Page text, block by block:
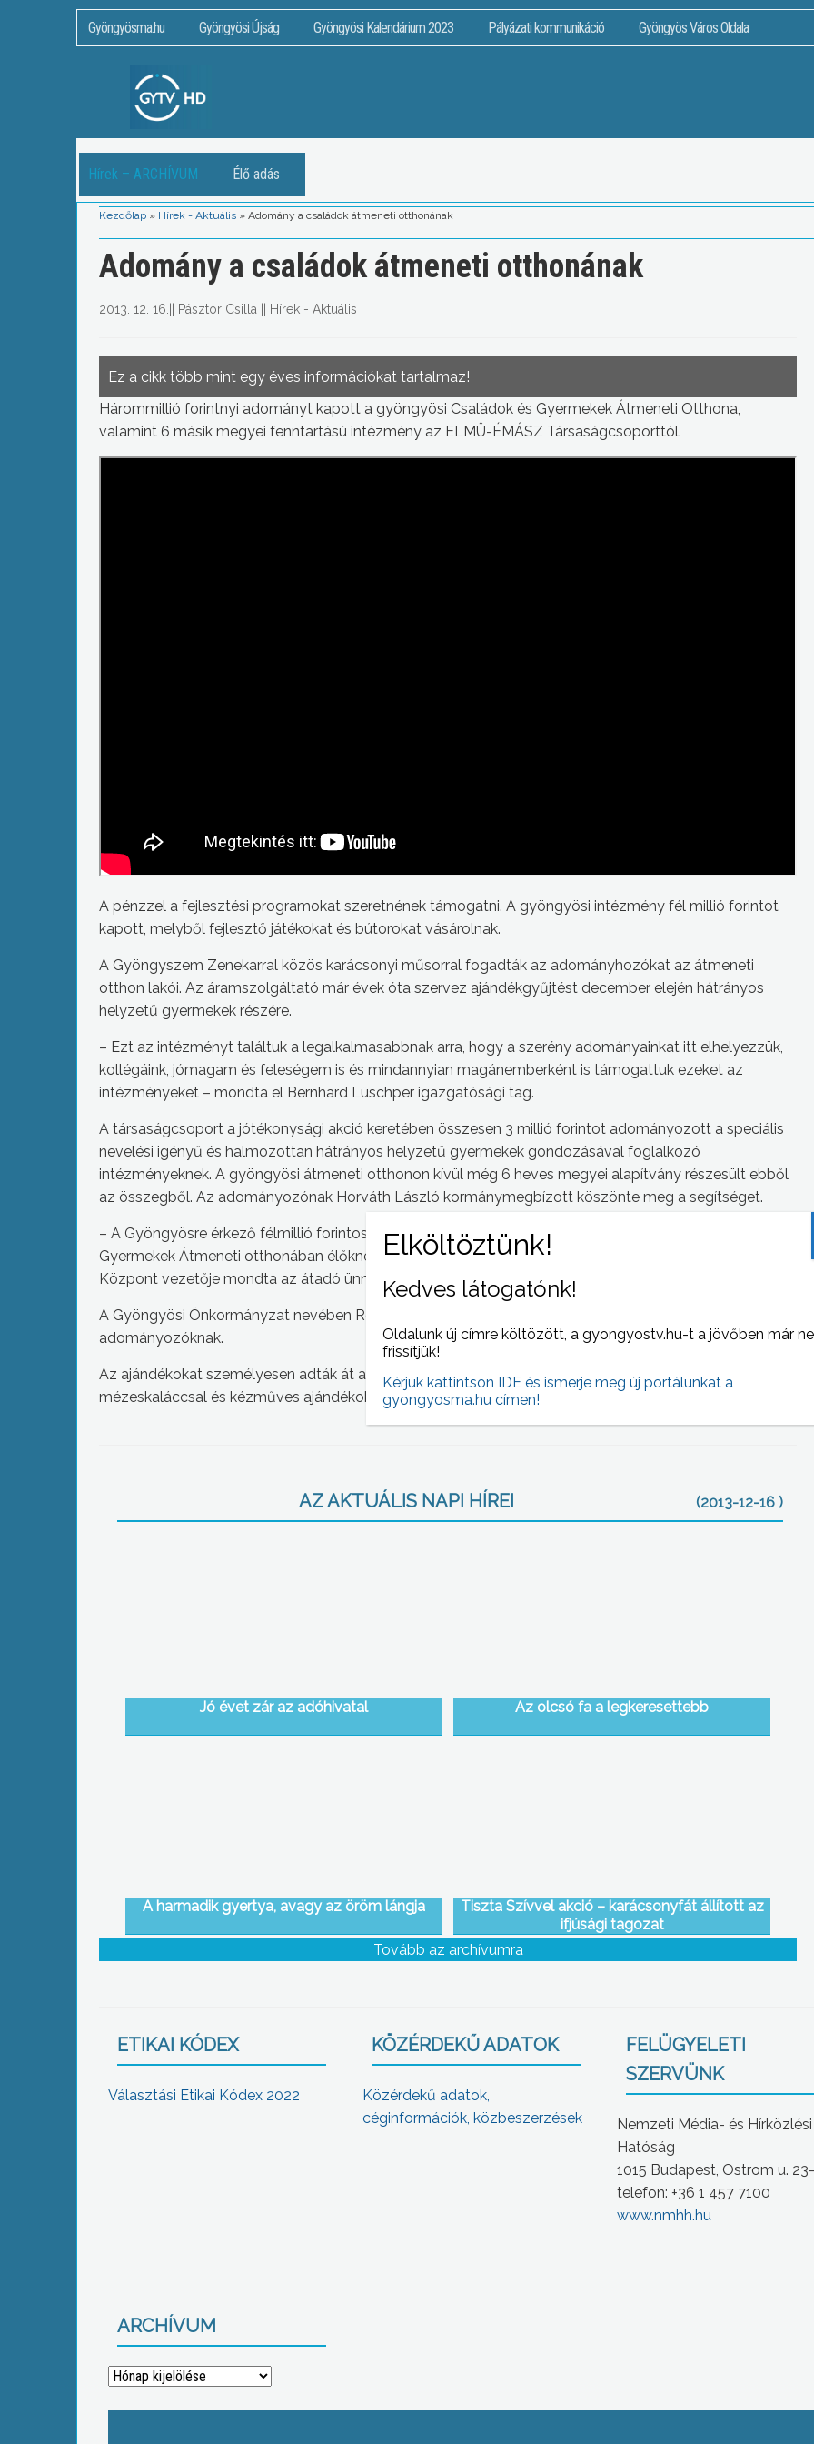
Gyöngyösma.hu Gyöngyösi Újság Gyöngyösi Kalendárium 2023 Pályázati kommunikáció Gyöngyös Város Oldala
Hírek – ARCHÍVUM Élő adás
Kezdőlap » Hírek - Aktuális » Adomány a családok átmeneti otthonának
Adomány a családok átmeneti otthonának
2013. 12. 16. Pásztor Csilla Hírek - Aktuális
Ez a cikk több mint egy éves információkat tartalmaz!
Hárommillió forintnyi adományt kapott a gyöngyösi Családok és Gyermekek Átmeneti Otthona,
valamint 6 másik megyei fenntartású intézmény az ELMÛ-ÉMÁSZ Társaságcsoporttól.
A pénzzel a fejlesztési programokat szeretnének támogatni. A gyöngyösi intézmény fél millió forintot
kapott, melyből fejlesztő játékokat és bútorokat vásárolnak.
A Gyöngyszem Zenekarral közös karácsonyi műsorral fogadták az adományhozókat az átmeneti
otthon lakói. Az áramszolgáltató már évek óta szervez ajándékgyűjtést december elején hátrányos
helyzetű gyermekek részére.
– Ezt az intézményt találtuk a legalkalmasabbnak arra, hogy a szerény adományainkat itt elhelyezzük,
kollégáink, jómagam és feleségem is és mindannyian magánemberként is támogattuk ezeket az
intézményeket – mondta el Bernhard Lüschper igazgatósági tag.
A társaságcsoport a jótékonysági akció keretében összesen 3 millió forintot adományozott a speciális
nevelési igényű és halmozottan hátrányos helyzetű gyermekek gondozásával foglalkozó
intézményeknek. A gyöngyösi átmeneti otthonon kívül még 6 heves megyei alapítvány részesült ebből
az összegből. Az adományozónak Horváth László kormánymegbízott köszönte meg a segítséget.
– A Gyöngyösre érkező félmillió forintos adomány eszmei értéke felbecsülhetetlen a Családok és
Gyermekek Átmeneti otthonában élőknek – ezt már Maka Piroska, a Kistérségi Humán Szolgáltató
Központ vezetője mondta az átadó ünnepségen.
A Gyöngyösi Önkormányzat nevében Réthy Béla szakmai alpolgármester mondott köszönetet az
adományozóknak.
Az ajándékokat személyesen adták át az adományozók a gyerekeknek, akik saját készítésű
mézeskaláccsal és kézműves ajándékokkal lepték meg az ünnepségre érkezőket.
AZ AKTUÁLIS NAPI HÍREI (2013-12-16 )
Jó évet zár az adóhivatal Az olcsó fa a legkeresettebb
A harmadik gyertya, avagy az öröm lángja
Tiszta Szívvel akció – karácsonyfát állított az
ifjúsági tagozat
Tovább az archívumra
ETIKAI KÓDEX
Választási Etikai Kódex 2022
KÖZÉRDEKŰ ADATOK
Közérdekű adatok,
céginformációk, közbeszerzések
FELÜGYELETI
SZERVÜNK
Nemzeti Média- és Hírközlési
Hatóság
1015 Budapest, Ostrom u.
telefon: +36 1 457 7100
www.nmhh.hu
ARCHÍVUM
Archívum
Kedves látogatónk!
Oldalunk új címre költözött, a gyongyostv.hu-t a jövőben már
frissítjük!
Kérjük kattintson IDE és ismerje meg új portálunkat a
gyongyosma.hu címen!